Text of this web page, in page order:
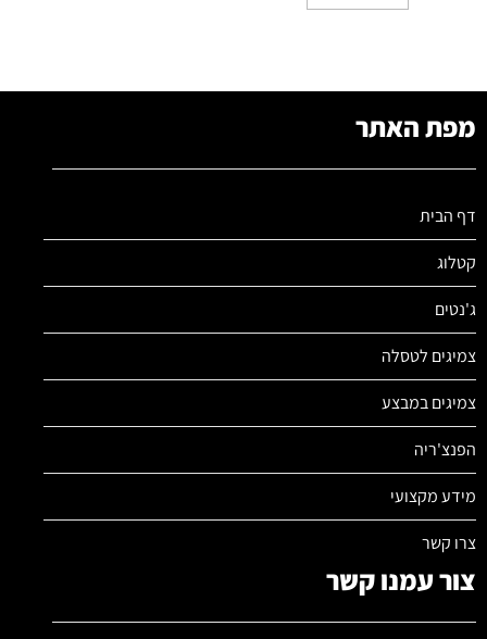
מפת האתר
דף הבית
קטלוג
ג'נטים
צמיגים לטסלה
צמיגים במבצע
הפנצ'ריה
מידע מקצועי
צרו קשר
צור עמנו קשר